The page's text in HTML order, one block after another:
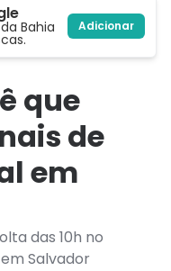
Bahia Adicionar
que
de
em
das 10h no
Salvador